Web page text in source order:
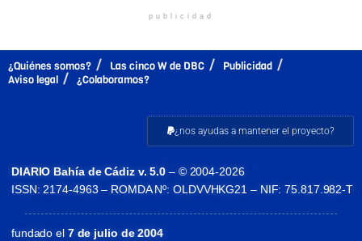
publicidad
¿Quiénes somos? Las cinco W de DBC
Publicidad
Aviso legal
¿Colaboramos?
¿nos ayudas a mantener el proyecto?
DIARIO Bahía de Cádiz v. 5.0 – © 2004-2026
ISSN: 2174-4963 – ROMDA Nº: OLDVVHKG21 – NIF: 75.817.982-T
fundado el7 de julio de 2004